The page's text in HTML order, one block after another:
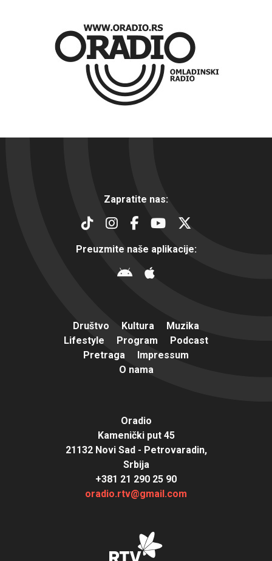
Zapratite nas:
Preuzmite naše aplikacije:
Društvo Kultura
Muzika
Lifestyle
Program
Podcast
Pretraga
Impressum
O nama
Oradio
Kamenički put 45
21132 Novi Sad - Petrovaradin,
Srbija
+381 21 290 25 90
oradio.rtv@gmail.com